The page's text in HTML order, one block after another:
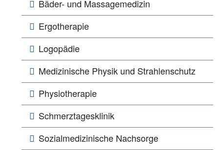
Bäder- und Massagemedizin
Ergotherapie
Logopädie
Medizinische Physik und Strahlenschutz
Physiotherapie
Schmerztagesklinik
Sozialmedizinische Nachsorge